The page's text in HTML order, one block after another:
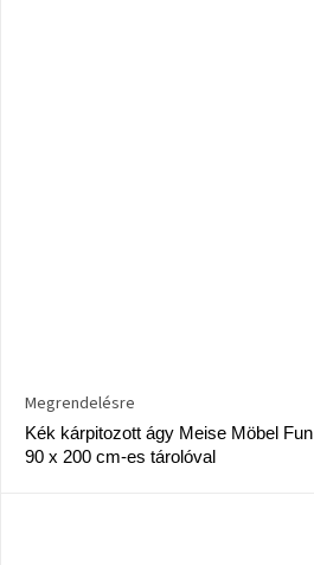
Kék kárpitozott ágy Meise Möbel Fun
90 x 200 cm-es tárolóval
Megrendelésre